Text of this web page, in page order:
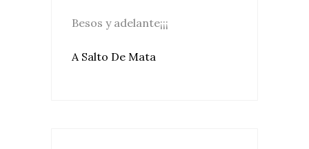
Besos y adelante¡¡¡
A Salto De Mata